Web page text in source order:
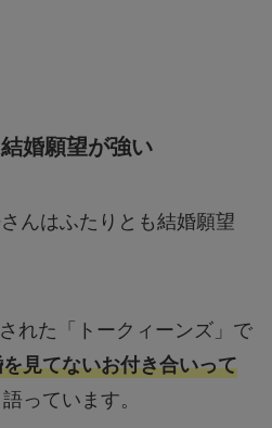
婚願望が強い
んはふたりとも結婚願望
れた「トークィーンズ」で
見てないお付き合いって
っています。